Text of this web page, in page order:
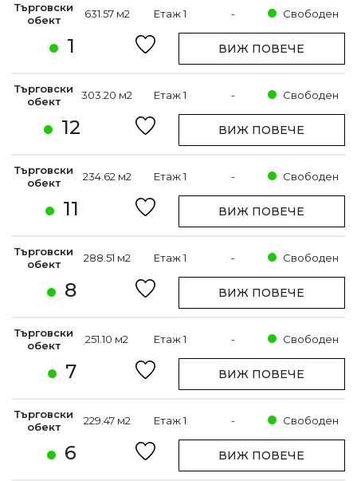
1
Търговски
обект
631.57 м2 Етаж 1 - Свободен
ВИЖ ПОВЕЧЕ
12
Търговски
обект
303.20 м2 Етаж 1 - Свободен
ВИЖ ПОВЕЧЕ
11
Търговски
обект
234.62 м2 Етаж 1 - Свободен
ВИЖ ПОВЕЧЕ
8
Търговски
обект
288.51 м2 Етаж 1 - Свободен
ВИЖ ПОВЕЧЕ
7
Търговски
обект
251.10 м2 Етаж 1 - Свободен
ВИЖ ПОВЕЧЕ
6
Търговски
обект
229.47 м2 Етаж 1 - Свободен
ВИЖ ПОВЕЧЕ